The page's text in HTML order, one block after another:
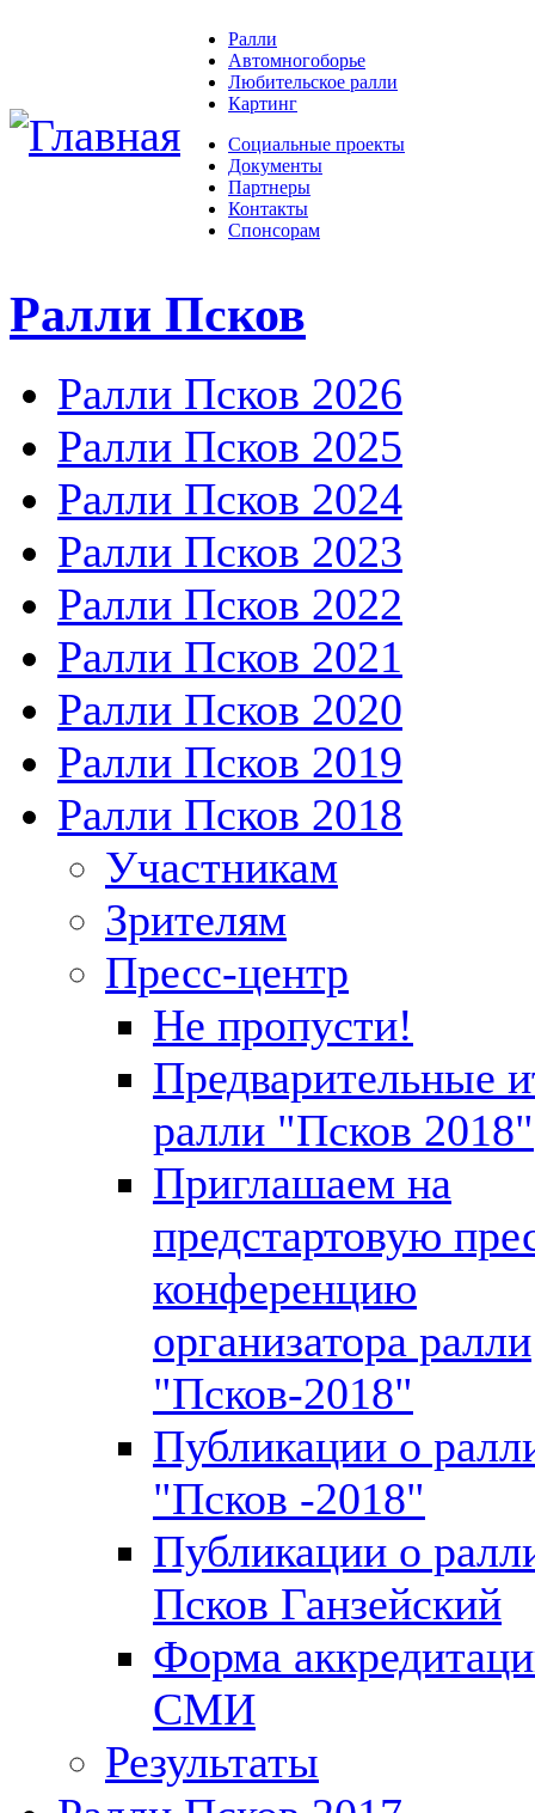
Ралли
Автомногоборье
Любительское ралли
Картинг
Социальные проекты
Документы
Партнеры
Контакты
Спонсорам
Ралли Псков
Ралли Псков 2026
Ралли Псков 2025
Ралли Псков 2024
Ралли Псков 2023
Ралли Псков 2022
Ралли Псков 2021
Ралли Псков 2020
Ралли Псков 2019
Ралли Псков 2018
Участникам
Зрителям
Пресс-центр
Не пропусти!
Предварительные
ралли "Псков 2018"
Приглашаем на
предстартовую
конференцию
организатора ралли
"Псков-2018"
Публикации о
"Псков -2018"
Публикации о
Псков Ганзейский
Форма
СМИ
Результаты